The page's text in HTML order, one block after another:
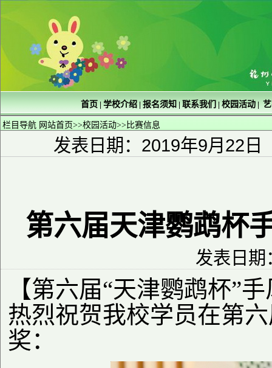
首页 学校介绍 报名须知 联系我们 校园活动
栏目导航 网站首页>>校园活动>>比赛信息
发表日期：2019年9月22日
第六届天津鹦鹉杯
发表日
【第六届“天津鹦鹉杯”
热烈祝贺我校学员在第
奖：